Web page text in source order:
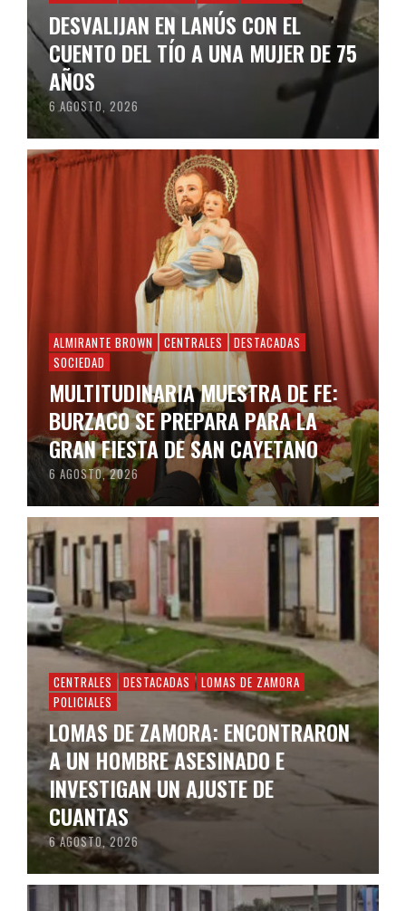
DESVALIJAN EN LANÚS CON EL
CUENTO DEL TÍO A UNA MUJER DE 75
AÑOS
6 AGOSTO, 2026
ALMIRANTE BROWN CENTRALES
DESTACADAS
SOCIEDAD
MULTITUDINARIA MUESTRA DE FE:
BURZACO SE PREPARA PARA LA
GRAN FIESTA DE SAN CAYETANO
6 AGOSTO, 2026
CENTRALES DESTACADAS
LOMAS DE ZAMORA
POLICIALES
LOMAS DE ZAMORA: ENCONTRARON
A UN HOMBRE ASESINADO E
INVESTIGAN UN AJUSTE DE
CUANTAS
6 AGOSTO, 2026